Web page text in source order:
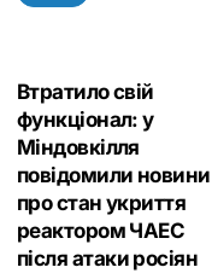
Втратило свій
функціонал: у
Міндовкілля
повідомили новини
про стан укриття
реактором ЧАЕС
після атаки росіян